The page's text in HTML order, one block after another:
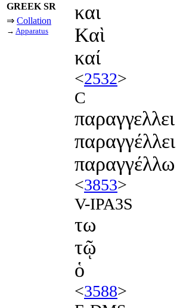
GREEK SR
⇒ Collation
→ Apparatus
και
Καὶ
καί
<2532>
C
παραγγελλει
παραγγέλλει
παραγγέλλω
<3853>
V-IPA3S
τω
τῷ
ὁ
<3588>